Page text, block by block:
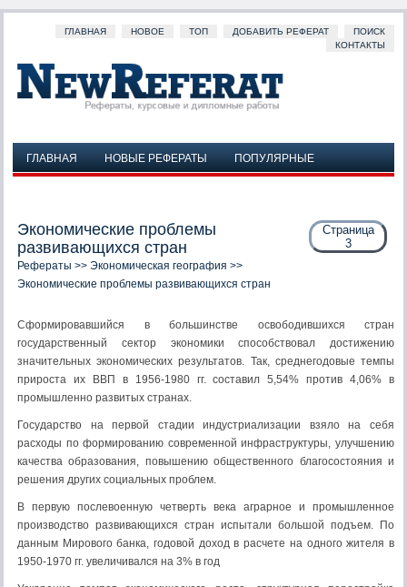
ГЛАВНАЯ НОВОЕ ТОП ДОБАВИТЬ РЕФЕРАТ
ПОИСК
КОНТАКТЫ
ГЛАВНАЯ НОВЫЕ РЕФЕРАТЫ
ПОПУЛЯРНЫЕ
Страница
3
Экономические проблемы
развивающихся стран
Рефераты >> Экономическая география >>
Экономические проблемы развивающихся стран
Сформировавшийся в большинстве освободившихся стран
государственный сектор экономики способствовал достижению
значительных экономических результатов. Так, среднегодовые темпы
прироста их ВВП в 1956-1980 гг. составил 5,54% против 4,06% в
промышленно развитых странах.
Государство на первой стадии индустриализации взяло на себя
расходы по формированию современной инфраструктуры, улучшению
качества образования, повышению общественного благосостояния и
решения других социальных проблем.
В первую послевоенную четверть века аграрное и промышленное
производство развивающихся стран испытали большой подъем. По
данным Мирового банка, годовой доход в расчете на одного жителя в
1950-1970 гг. увеличивался на 3% в год